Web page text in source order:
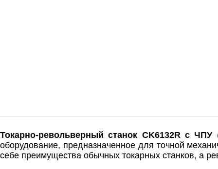
Токарно-револьверный станок CK6132R с ЧПУ
оборудование, предназначенное для точной
себе преимущества обычных токарных станков, а